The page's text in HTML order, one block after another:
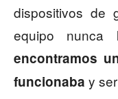
dispositivos de
equipo nunca
encontramos
funcionaba y